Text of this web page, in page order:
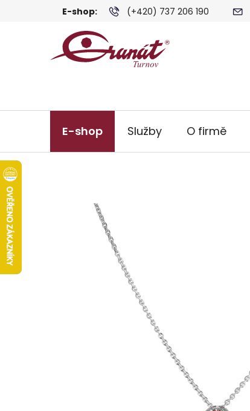
E-shop: (+420) 737 206 190
E-shop Služby O firmě